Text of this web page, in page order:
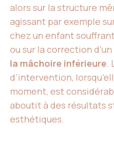
alors sur la structure
agissant par exemple
chez un enfant
ou sur la correction d’un
la mâchoire inférieure.
d’intervention,
moment, est
aboutit à des résultats
esthétiques.